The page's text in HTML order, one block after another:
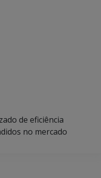
de eficiência
no mercado